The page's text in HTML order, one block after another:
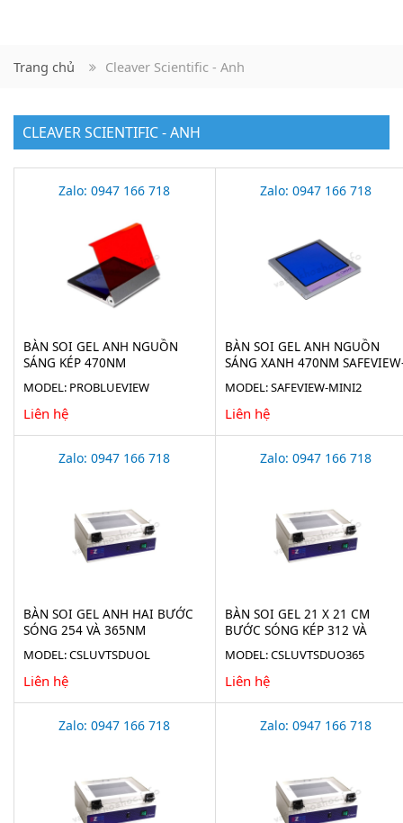
Trang chủ Cleaver Scientific - Anh
CLEAVER SCIENTIFIC - ANH
Zalo: 0947 166 718
BÀN SOI GEL ANH NGUỒN
SÁNG KÉP 470NM
MODEL: PROBLUEVIEW
Liên hệ
Zalo: 0947 166 718
BÀN SOI GEL ANH NGUỒN
SÁNG XANH 470NM
MODEL: SAFEVIEW-MINI2
Liên hệ
Zalo: 0947 166 718
BÀN SOI GEL ANH HAI BƯỚC
SÓNG 254 VÀ 365NM
MODEL: CSLUVTSDUOL
Liên hệ
Zalo: 0947 166 718
BÀN SOI GEL 21 X 21 CM
BƯỚC SÓNG KÉP 312 VÀ
MODEL: CSLUVTSDUO365
Liên hệ
Zalo: 0947 166 718 Zalo: 0947 166 718